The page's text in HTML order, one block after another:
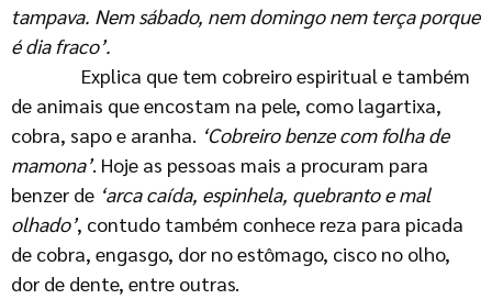
tampava. Nem sábado, nem domingo nem terça porque
é dia fraco’.
Explica que tem cobreiro espiritual e também
de animais que encostam na pele, como lagartixa,
cobra, sapo e aranha. ‘Cobreiro benze com folha de
mamona’. Hoje as pessoas mais a procuram para
benzer de ‘arca caída, espinhela, quebranto e mal
olhado’, contudo também conhece reza para picada
de cobra, engasgo, dor no estômago, cisco no olho,
dor de dente, entre outras.